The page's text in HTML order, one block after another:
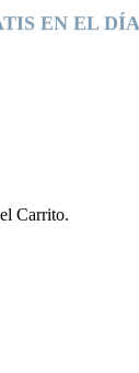
EN EL DÍA
Carrito.